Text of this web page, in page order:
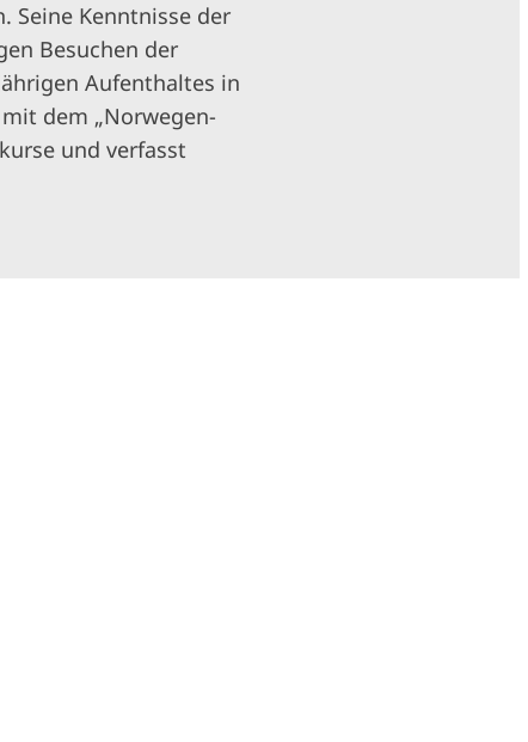
Seine Kenntnisse der
Besuchen der
Aufenthaltes in
dem „Norwegen-
und verfasst